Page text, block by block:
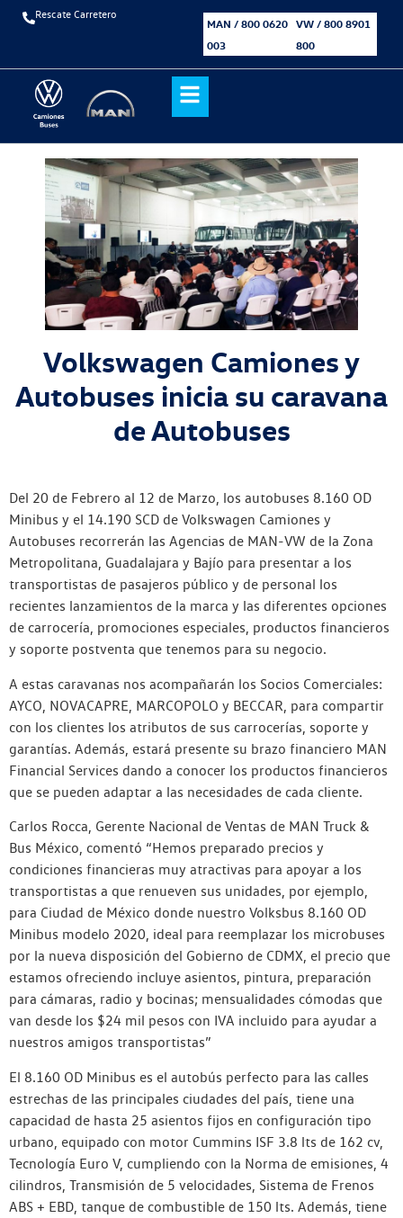
Rescate Carretero
MAN / 800 0620
003
VW / 800 8901
800
Volkswagen Camiones y
Autobuses inicia su caravana
de Autobuses
Del 20 de Febrero al 12 de Marzo, los autobuses 8.160 OD
Minibus y el 14.190 SCD de Volkswagen Camiones y
Autobuses recorrerán las Agencias de MAN-VW de la Zona
Metropolitana, Guadalajara y Bajío para presentar a los
transportistas de pasajeros público y de personal los
recientes lanzamientos de la marca y las diferentes opciones
de carrocería, promociones especiales, productos financieros
y soporte postventa que tenemos para su negocio.
A estas caravanas nos acompañarán los Socios Comerciales:
AYCO, NOVACAPRE, MARCOPOLO y BECCAR, para compartir
con los clientes los atributos de sus carrocerías, soporte y
garantías. Además, estará presente su brazo financiero MAN
Financial Services dando a conocer los productos financieros
que se pueden adaptar a las necesidades de cada cliente.
Carlos Rocca, Gerente Nacional de Ventas de MAN Truck &
Bus México, comentó “Hemos preparado precios y
condiciones financieras muy atractivas para apoyar a los
transportistas a que renueven sus unidades, por ejemplo,
para Ciudad de México donde nuestro Volksbus 8.160 OD
Minibus modelo 2020, ideal para reemplazar los microbuses
por la nueva disposición del Gobierno de CDMX, el precio que
estamos ofreciendo incluye asientos, pintura, preparación
para cámaras, radio y bocinas; mensualidades cómodas que
van desde los $24 mil pesos con IVA incluido para ayudar a
nuestros amigos transportistas”
El 8.160 OD Minibus es el autobús perfecto para las calles
estrechas de las principales ciudades del país, tiene una
capacidad de hasta 25 asientos fijos en configuración tipo
urbano, equipado con motor Cummins ISF 3.8 lts de 162 cv,
Tecnología Euro V, cumpliendo con la Norma de emisiones, 4
cilindros, Transmisión de 5 velocidades, Sistema de Frenos
ABS + EBD, tanque de combustible de 150 lts. Además, tiene